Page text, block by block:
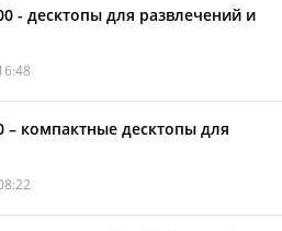
- десктопы для развлечений и
– компактные десктопы для